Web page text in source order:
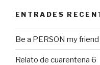
ENTRADES
Be a PERSON my friend
Relato de cuarentena 6